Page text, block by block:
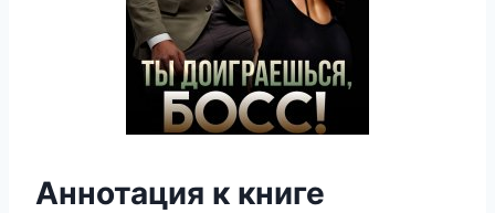
Аннотация к книге